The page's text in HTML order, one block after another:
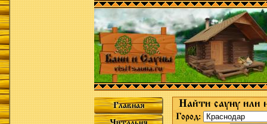
Главная
Найти сауну или
Город: